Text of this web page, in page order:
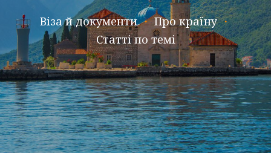
Віза й документи ・ Про країну ・
Статті по темі